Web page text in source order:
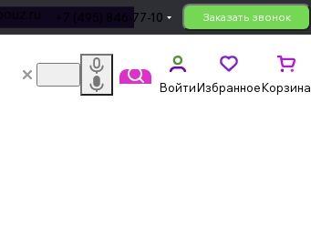
+7 (495) 846-77-10 Заказать звонок
ВойтиИзбранноеКорзина